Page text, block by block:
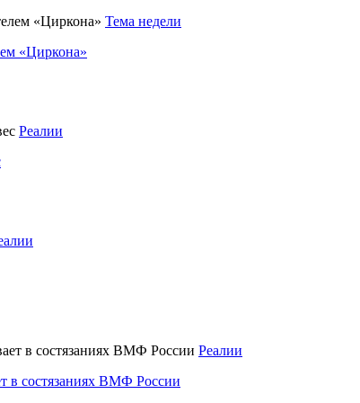
Тема недели
«Циркона»
Реалии
Реалии
в состязаниях ВМФ России